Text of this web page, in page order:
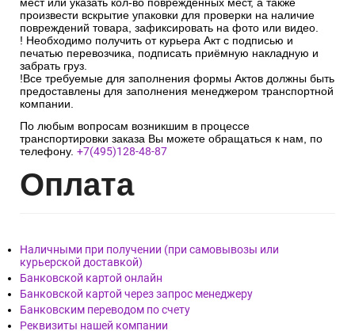
! При выявлении несоответствия количества мест, либо при
обнаружении повреждений упаковки необходимо составить
претензионный Акт, в котором указать расхождения в кол-ве
мест или указать кол-во поврежденных мест, а также
произвести вскрытие упаковки для проверки на наличие
повреждений товара, зафиксировать на фото или видео.
! Необходимо получить от курьера Акт с подписью и
печатью перевозчика, подписать приёмную накладную и
забрать груз.
!Все требуемые для заполнения формы Актов должны быть
предоставлены для заполнения менеджером транспортной
компании.
транспортировки заказа Вы можете обращаться к нам, по
телефону. +7(495)128-48-87
Наличными при получении (при самовывозы или
курьерской доставкой)
Банковской картой онлайн